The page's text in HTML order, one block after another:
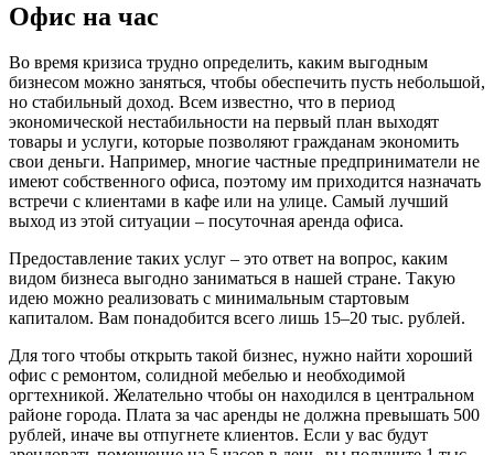
Офис на час
Во время кризиса трудно определить, каким выгодным
бизнесом можно заняться, чтобы обеспечить пусть небольшой,
но стабильный доход. Всем известно, что в период
экономической нестабильности на первый план выходят
товары и услуги, которые позволяют гражданам экономить
свои деньги. Например, многие частные предприниматели не
имеют собственного офиса, поэтому им приходится назначать
встречи с клиентами в кафе или на улице. Самый лучший
выход из этой ситуации – посуточная аренда офиса.
Предоставление таких услуг – это ответ на вопрос, каким
видом бизнеса выгодно заниматься в нашей стране. Такую
идею можно реализовать с минимальным стартовым
капиталом. Вам понадобится всего лишь 15–20 тыс. рублей.
Для того чтобы открыть такой бизнес, нужно найти хороший
офис с ремонтом, солидной мебелью и необходимой
оргтехникой. Желательно чтобы он находился в центральном
районе города. Плата за час аренды не должна превышать 500
рублей, иначе вы отпугнете клиентов. Если у вас будут